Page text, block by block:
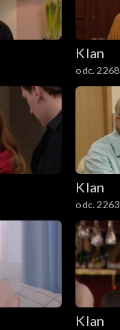
Klan
odc. 2268
Klan
odc. 2263
Klan